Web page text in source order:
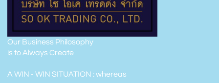
Our Business Philosophy
is to Always Create
A WIN - WIN SITUATION : whereas